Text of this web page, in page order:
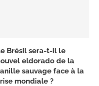
Brésil sera-t-il le
eldorado de la
sauvage face à la
mondiale ?